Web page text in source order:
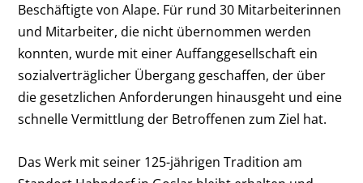
Beschäftigte von Alape. Für rund 30 Mitarbeiterinnen
und Mitarbeiter, die nicht übernommen werden
konnten, wurde mit einer Auffanggesellschaft ein
sozialverträglicher Übergang geschaffen, der über
die gesetzlichen Anforderungen hinausgeht und eine
schnelle Vermittlung der Betroffenen zum Ziel hat.
Das Werk mit seiner 125-jährigen Tradition am